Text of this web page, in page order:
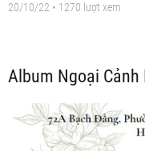
20/10/22 • 1270 lượt xem
Album Ngoại Cảnh